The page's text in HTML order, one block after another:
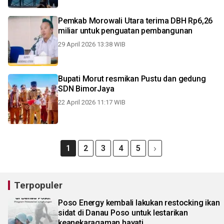
Pemkab Morowali Utara terima DBH Rp6,26
miliar untuk penguatan pembangunan
29 April 2026 13:38 WIB
Bupati Morut resmikan Pustu dan gedung
SDN BimorJaya
22 April 2026 11:17 WIB
1 2 3 4 5
Terpopuler
Poso Energy kembali lakukan restocking ikan
sidat di Danau Poso untuk lestarikan